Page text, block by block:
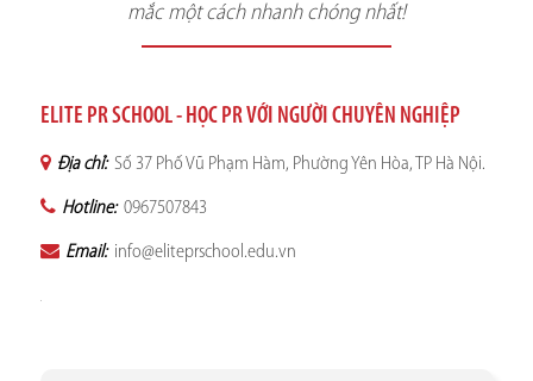
mắc một cách nhanh chóng nhất!
ELITE PR SCHOOL - HỌC PR VỚI NGƯỜI CHUYÊN NGHIỆP
Địa chỉ: Số 37 Phố Vũ Phạm Hàm, Phường Yên Hòa, TP Hà Nội.
Hotline: 0967507843
Email: info@eliteprschool.edu.vn